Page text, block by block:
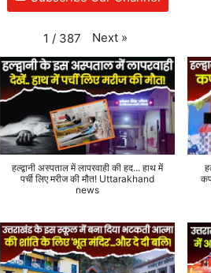
1 / 387 Next »
हल्द्वानी अस्पताल में लापरवाही की हद... हाथ में
पर्ची लिए मरीज की मौत! Uttarakhand
news